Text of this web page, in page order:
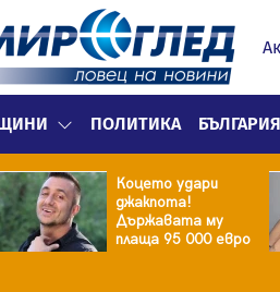
ПОЛИТИКА БЪЛГАРИЯ
Коцето удари
джакпота!
Държавата му
плаща 95 000 евро